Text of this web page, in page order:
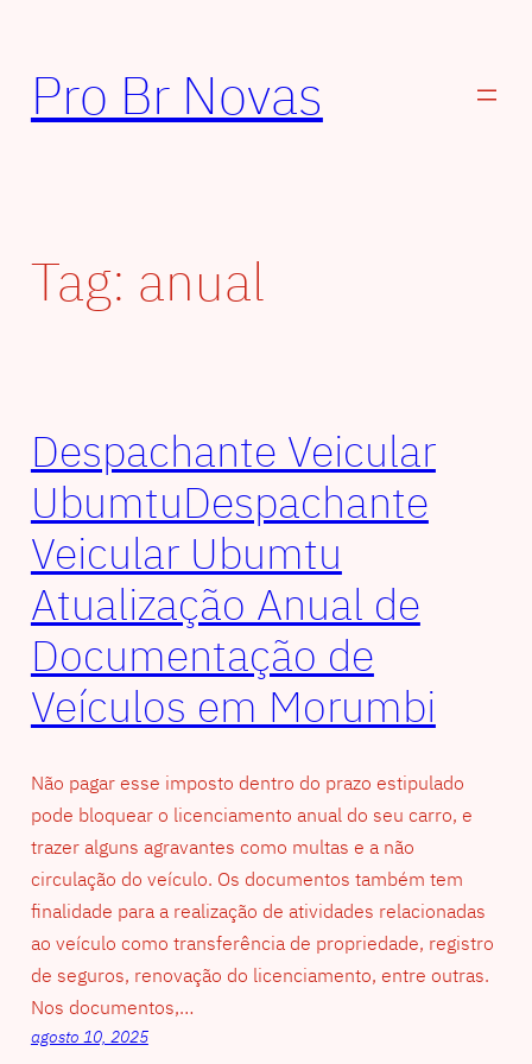
conteúdo
Pro Br Novas
Tag: anual
Despachante Veicular
UbumtuDespachante
Veicular Ubumtu
Atualização Anual de
Documentação de
Veículos em Morumbi
Não pagar esse imposto dentro do prazo estipulado
pode bloquear o licenciamento anual do seu carro, e
trazer alguns agravantes como multas e a não
circulação do veículo. Os documentos também tem
finalidade para a realização de atividades relacionadas
ao veículo como transferência de propriedade, registro
de seguros, renovação do licenciamento, entre outras.
Nos documentos,…
agosto 10, 2025